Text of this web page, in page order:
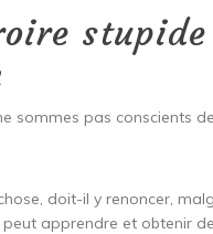
sommes pas conscients
doit-il y renoncer,
apprendre et obtenir